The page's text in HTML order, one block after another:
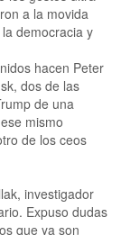
a la movida
democracia y
hacen Peter
dos de las
de una
mismo
de los ceos
investigador
Expuso dudas
que ya son